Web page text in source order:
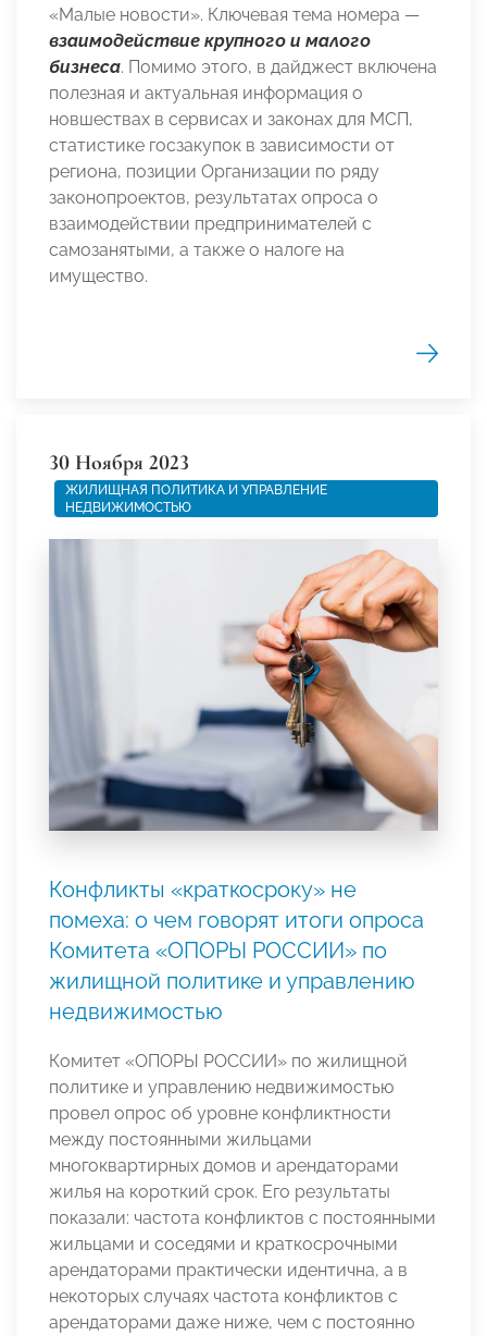
«Малые новости». Ключевая тема номера —
взаимодействие крупного и малого
бизнеса. Помимо этого, в дайджест включена
полезная и актуальная информация о
новшествах в сервисах и законах для МСП,
статистике госзакупок в зависимости от
региона, позиции Организации по ряду
законопроектов, результатах опроса о
взаимодействии предпринимателей с
самозанятыми, а также о налоге на
имущество.
30 Ноября 2023
ЖИЛИЩНАЯ ПОЛИТИКА И УПРАВЛЕНИЕ
НЕДВИЖИМОСТЬЮ
Конфликты «краткосроку» не
помеха: о чем говорят итоги опроса
Комитета «ОПОРЫ РОССИИ» по
жилищной политике и управлению
недвижимостью
Комитет «ОПОРЫ РОССИИ» по жилищной
политике и управлению недвижимостью
провел опрос об уровне конфликтности
между постоянными жильцами
многоквартирных домов и арендаторами
жилья на короткий срок. Его результаты
показали: частота конфликтов с постоянными
жильцами и соседями и краткосрочными
арендаторами практически идентична, а в
некоторых случаях частота конфликтов с
арендаторами даже ниже, чем с постоянно